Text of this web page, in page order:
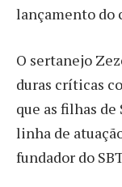
lançamento do
O sertanejo
duras críticas
que as filhas
linha de
fundador do